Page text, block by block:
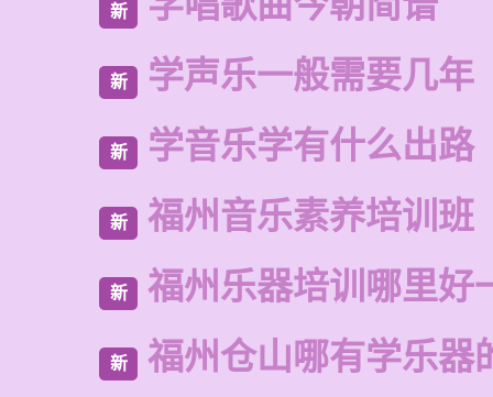
新
新 学声乐一般需要几年
新 学音乐学有什么出路
新 福州音乐素养培训班
新 福州乐器培训哪里好
新 福州仓山哪有学乐器